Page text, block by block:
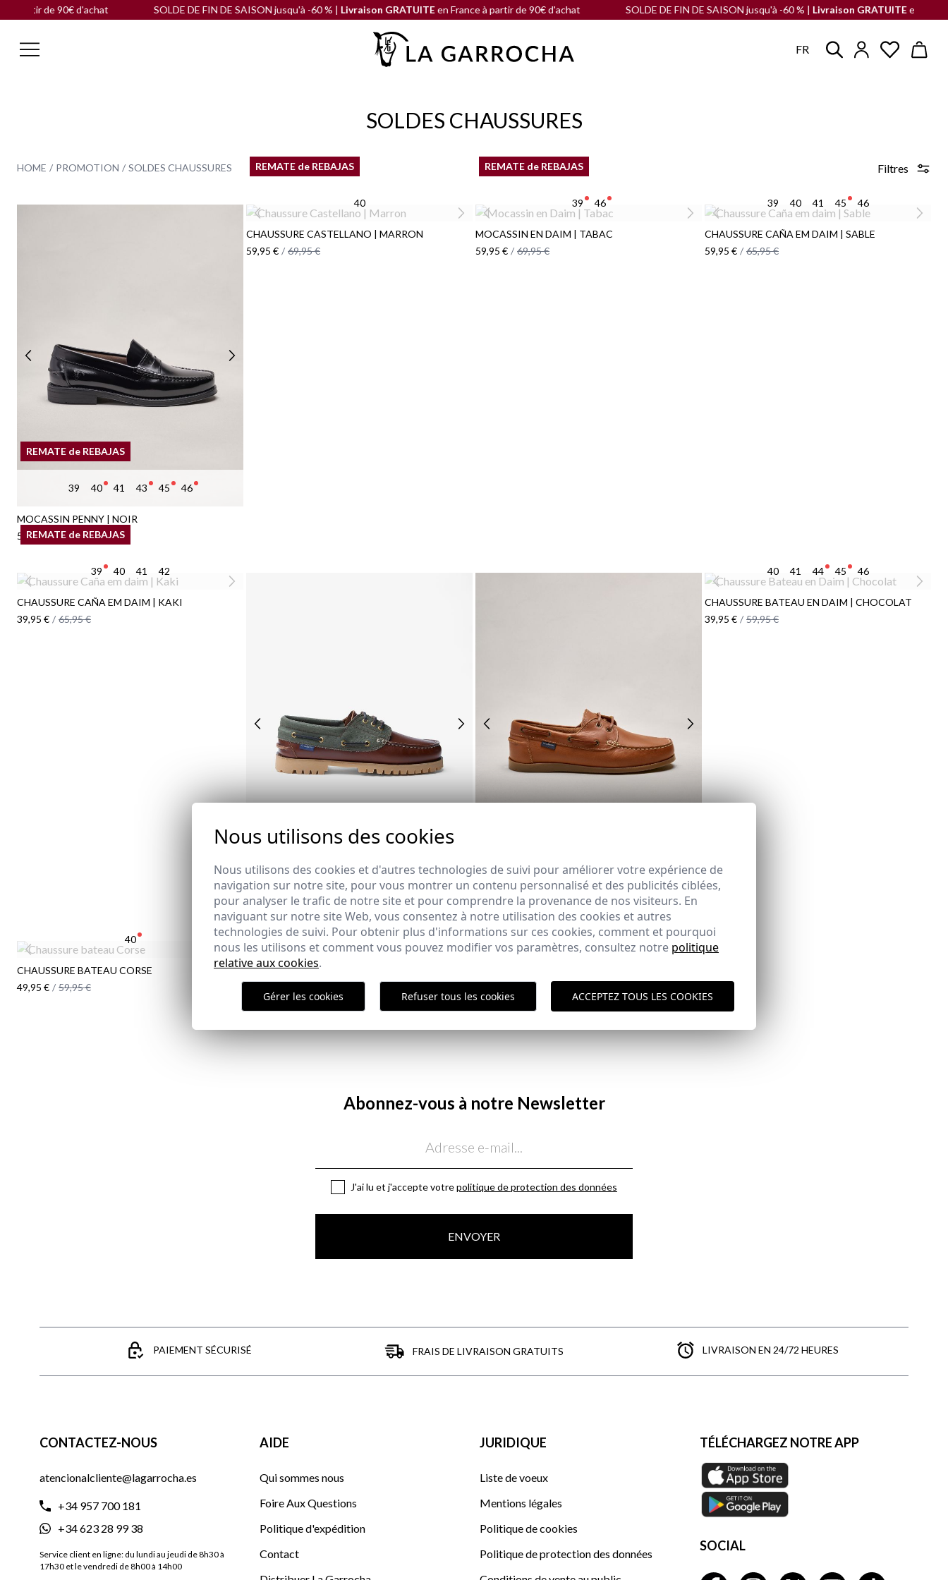
de 90€ d'achat SOLDE DE FIN DE SAISON jusqu'à -60 % |Livraison GRATUITEen France à partir de 90€ d'achat SOLDE DE FIN DE SAISON jusqu'à -60 % |Livraison GRATUITEen France à
FR
SOLDES CHAUSSURES
HOME PROMOTION SOLDES CHAUSSURES Filtres
REMATE de REBAJAS
39 40 41 43 45 46
MOCASSIN PENNY | NOIR
59,95 € / 69,95 €
REMATE de REBAJAS
40
CHAUSSURE CASTELLANO | MARRON
59,95 € / 69,95 €
REMATE de REBAJAS
39 46
MOCASSIN EN DAIM | TABAC
59,95 € / 69,95 €
39 40 41 45 46
CHAUSSURE CAÑA EM DAIM | SABLE
59,95 € / 65,95 €
REMATE de REBAJAS
39 40 41 42
CHAUSSURE CAÑA EM DAIM | KAKI
39,95 € / 65,95 €
CHAUSSURE NAUTIQUE BICOLORE
49,95 € / 65,95 €
CHAUSSURE RIENDA | CAMEL
39,95 € / 69,95 €
40 41 44 45 46
CHAUSSURE BATEAU EN DAIM | CHOCOLAT
39,95 € / 59,95 €
40
CHAUSSURE BATEAU CORSE
49,95 € / 59,95 €
Abonnez-vous à notre Newsletter
J'ai lu et j'accepte votrepolitique de protection des données
ENVOYER
PAIEMENT SÉCURISÉ FRAIS DE LIVRAISON GRATUITS LIVRAISON EN 24/72 HEURES
CONTACTEZ-NOUS
atencionalcliente@lagarrocha.es
+34 957 700 181
+34 623 28 99 38
Service client en ligne: du lundi au jeudi de 8h30 à
17h30 et le vendredi de 8h00 à 14h00
AIDE
Qui sommes nous
Foire Aux Questions
Politique d'expédition
Contact
JURIDIQUE
Liste de voeux
Mentions légales
Politique de cookies
Politique de protection des données
TÉLÉCHARGEZ NOTRE APP
SOCIAL
Nous utilisons des cookies
Nous utilisons des cookies et d'autres technologies de suivi pour améliorer votre expérience de
navigation sur notre site, pour vous montrer un contenu personnalisé et des publicités ciblées,
pour analyser le trafic de notre site et pour comprendre la provenance de nos visiteurs. En
naviguant sur notre site Web, vous consentez à notre utilisation des cookies et autres
technologies de suivi. Pour obtenir plus d'informations sur ces cookies, comment et pourquoi
nous les utilisons et comment vous pouvez modifier vos paramètres, consultez notre politique
relative aux cookies.
Gérer les cookies Refuser tous les cookies ACCEPTEZ TOUS LES COOKIES